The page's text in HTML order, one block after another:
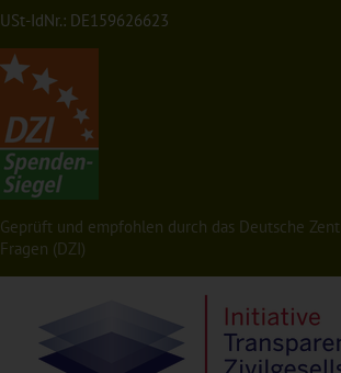
USt-IdNr.: DE159626623
Geprüft und empfohlen durch das Deutsche
Fragen (DZI)